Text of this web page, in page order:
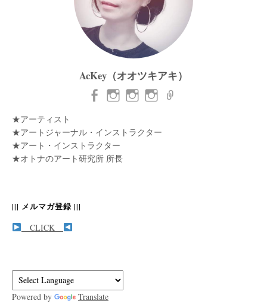
AcKey（オオツキアキ）
★アーティスト
★アートジャーナル・インストラクター
★アート・インストラクター
★オトナのアート研究所 所長
||| メルマガ登録 |||
CLICK
Powered by Translate